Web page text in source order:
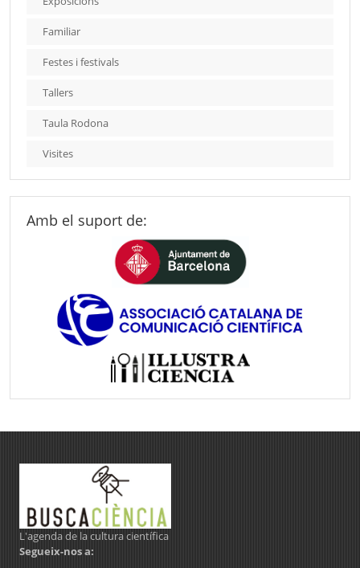
Familiar
Festes i festivals
Tallers
Taula Rodona
Visites
Amb el suport de:
L'agenda de la cultura científica
Segueix-nos a: